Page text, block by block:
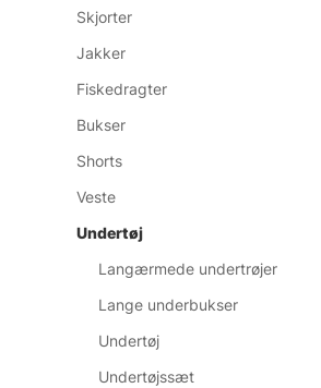
Skjorter
Jakker
Fiskedragter
Bukser
Shorts
Veste
Undertøj
Langærmede undertrøjer
Lange underbukser
Undertøj
Undertøjssæt
Westin Energy Midlayer 1/2
Zip Dark Sage
fr. 519 DKK